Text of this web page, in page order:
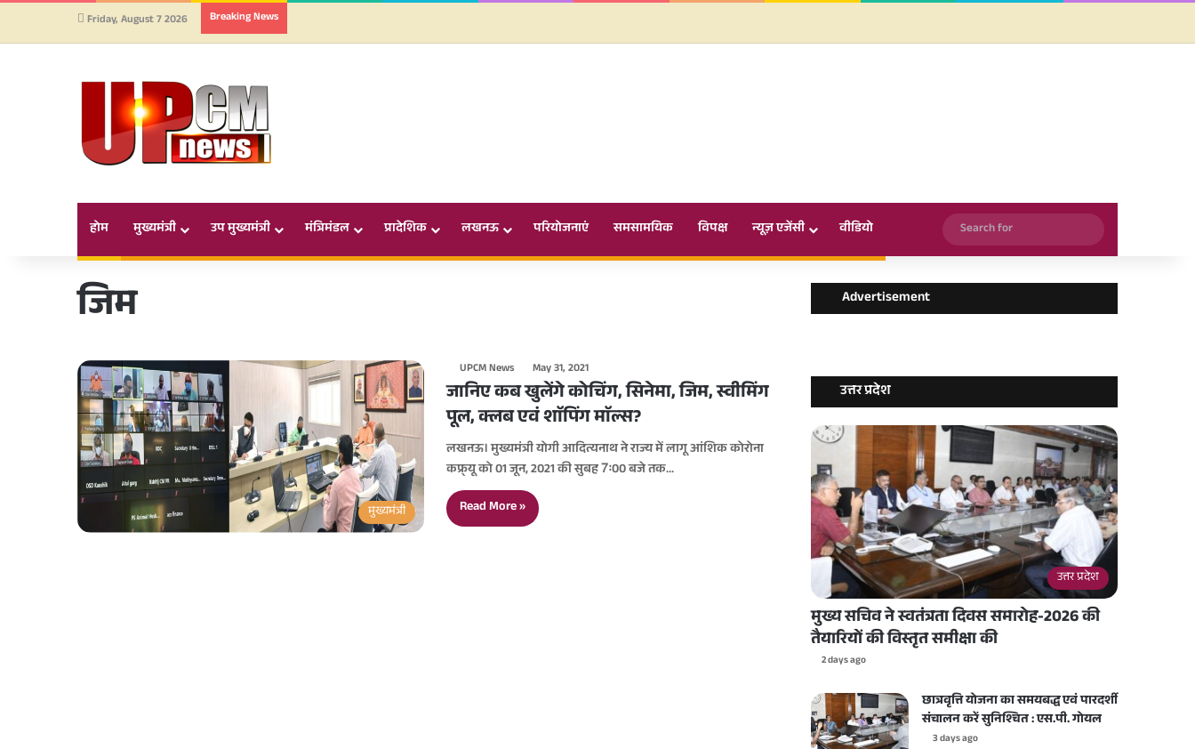
Friday, August 7 2026 Breaking News
होम मुख्यमंत्री उप मुख्यमंत्री मंत्रिमंडल प्रादेशिक लखनऊ परियोजनाएं समसामयिक विपक्ष न्यूज़ एजेंसी वीडियो
Search
for
जिम
मुख्यमंत्री
UPCM News May 31, 2021
जानिए कब खुलेंगे कोचिंग, सिनेमा, जिम, स्वीमिंग
पूल, क्लब एवं शाॅपिंग माॅल्स?
लखनऊ। मुख्यमंत्री योगी आदित्यनाथ ने राज्य में लागू आंशिक कोरोना
कफ्र्यू को 01 जून, 2021 की सुबह 7ः00 बजे तक…
Read More »
Advertisement
उत्तर प्रदेश
उत्तर प्रदेश
मुख्य सचिव ने स्वतंत्रता दिवस समारोह-2026 की
तैयारियों की विस्तृत समीक्षा की
2 days ago
छात्रवृत्ति योजना का समयबद्ध एवं पारदर्शी
संचालन करें सुनिश्चित : एस.पी. गोयल
3 days ago